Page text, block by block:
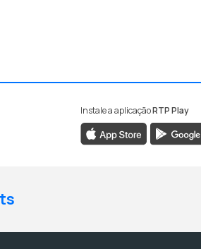
Instale a aplicaçãoRTP Play